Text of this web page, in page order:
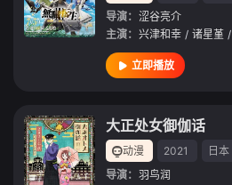
导演： 涩谷亮介
主演： 兴津和幸 / 诸星堇 /
立即播放
大正处女御伽话
动漫 2021
日本
导演： 羽鸟润